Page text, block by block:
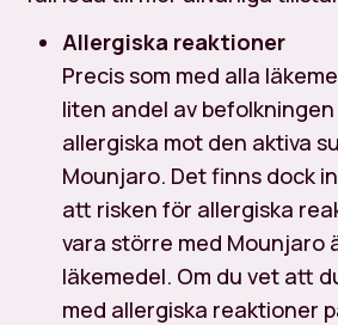
Allergiska reaktioner
Precis som med alla
liten andel av befolkningen
allergiska mot den aktiva
Mounjaro. Det finns dock
att risken för allergiska
vara större med Mounjaro
läkemedel. Om du vet att
med allergiska reaktioner